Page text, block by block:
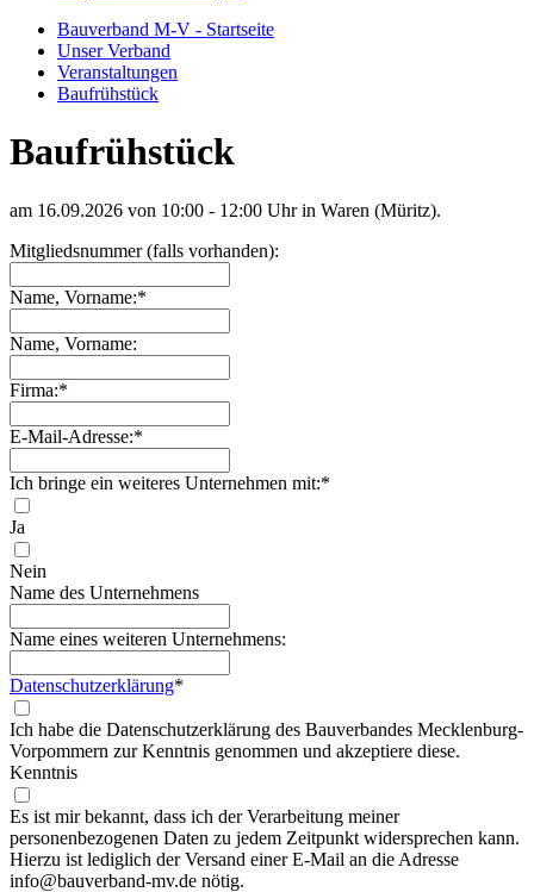
Bauverband M-V - Startseite
Unser Verband
Veranstaltungen
Baufrühstück
Baufrühstück
am 16.09.2026 von 10:00 - 12:00 Uhr in Waren (Müritz).
Mitgliedsnummer (falls vorhanden):
Name, Vorname:*
Name, Vorname:
Firma:*
E-Mail-Adresse:*
Ich bringe ein weiteres Unternehmen mit:*
Ja
Nein
Name des Unternehmens
Name eines weiteren Unternehmens:
Datenschutz­erklärung*
Ich habe die Datenschutzerklärung des Bauverbandes Mecklenburg-
Vorpommern zur Kenntnis genommen und akzeptiere diese.
Kenntnis
Es ist mir bekannt, dass ich der Verarbeitung meiner
personenbezogenen Daten zu jedem Zeitpunkt widersprechen kann.
Hierzu ist lediglich der Versand einer E-Mail an die Adresse
info@bauverband-mv.de nötig.